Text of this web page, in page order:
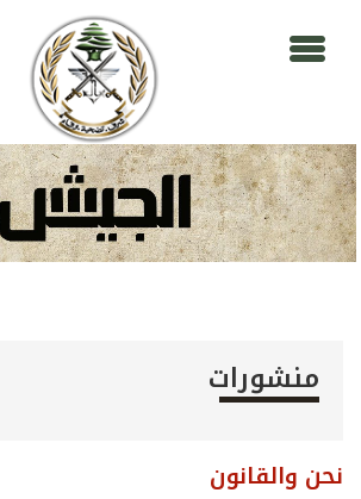
منشورات
نحن والقانون